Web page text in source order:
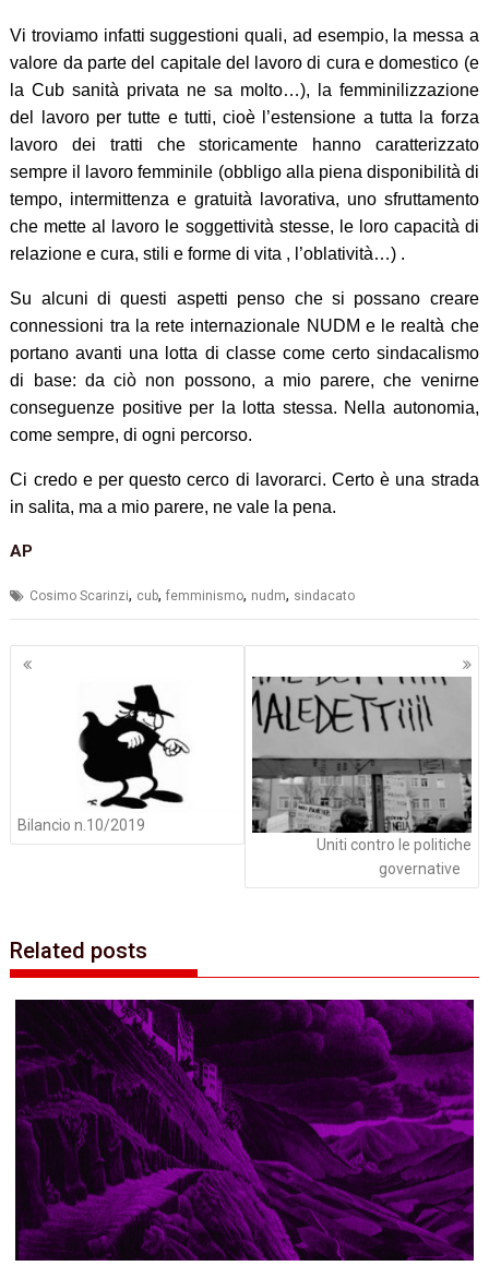
Vi troviamo infatti suggestioni quali, ad esempio, la messa a
valore da parte del capitale del lavoro di cura e domestico (e
la Cub sanità privata ne sa molto…), la femminilizzazione
del lavoro per tutte e tutti, cioè l’estensione a tutta la forza
lavoro dei tratti che storicamente hanno caratterizzato
sempre il lavoro femminile (obbligo alla piena disponibilità di
tempo, intermittenza e gratuità lavorativa, uno sfruttamento
che mette al lavoro le soggettività stesse, le loro capacità di
relazione e cura, stili e forme di vita , l’oblatività…) .
Su alcuni di questi aspetti penso che si possano creare
connessioni tra la rete internazionale NUDM e le realtà che
portano avanti una lotta di classe come certo sindacalismo
di base: da ciò non possono, a mio parere, che venirne
conseguenze positive per la lotta stessa. Nella autonomia,
come sempre, di ogni percorso.
Ci credo e per questo cerco di lavorarci. Certo è una strada
in salita, ma a mio parere, ne vale la pena.
AP
Cosimo Scarinzi, cub,femminismo, nudm, sindacato
Navigazione
Bilancio n.10/2019
Uniti contro le politiche
governative
Related posts